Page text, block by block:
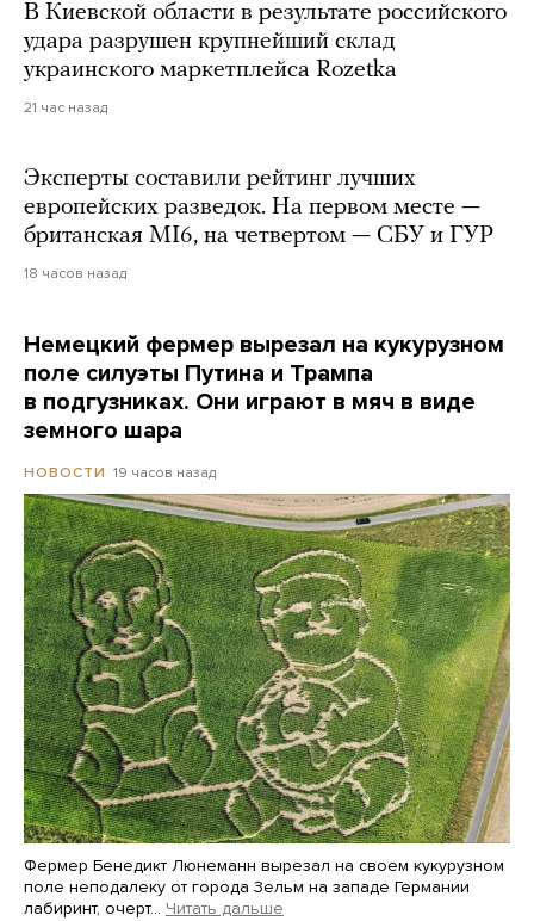
В Киевской области в результате российского
удара разрушен крупнейший склад
украинского маркетплейса Rozetka
21 час назад
Эксперты составили рейтинг лучших
европейских разведок. На первом месте —
британская MI6, на четвертом — СБУ и ГУР
18 часов назад
Немецкий фермер вырезал на кукурузном
поле силуэты Путина и Трампа
в подгузниках. Они играют в мяч в виде
земного шара
НОВОСТИ 19 часов назад
Фермер Бенедикт Люнеманн вырезал на своем кукурузном
поле неподалеку от города Зельм на западе Германии
лабиринт, очерт… Читать дальше